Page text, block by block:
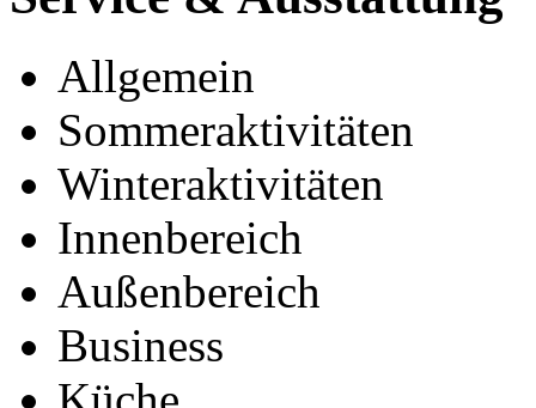
Allgemein
Sommeraktivitäten
Winteraktivitäten
Innenbereich
Außenbereich
Business